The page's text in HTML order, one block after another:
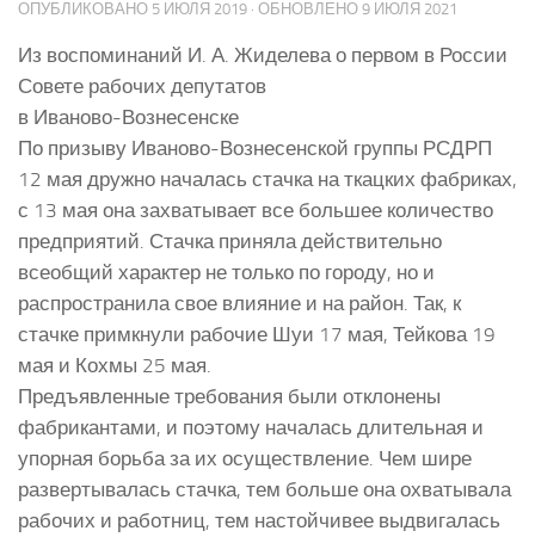
ОПУБЛИКОВАНО 5 ИЮЛЯ 2019 · ОБНОВЛЕНО 9 ИЮЛЯ 2021
Из воспоминаний И. А. Жиделева о первом в России
Совете рабочих депутатов
в Иваново-Вознесенске
По призыву Иваново-Вознесенской группы РСДРП
12 мая дружно началась стачка на ткацких фабриках,
с 13 мая она захватывает все большее количество
предприятий. Стачка приняла действительно
всеобщий характер не только по городу, но и
распространила свое влияние и на район. Так, к
стачке примкнули рабочие Шуи 17 мая, Тейкова 19
мая и Кохмы 25 мая.
Предъявленные требования были отклонены
фабрикантами, и поэтому началась длительная и
упорная борьба за их осуществление. Чем шире
развертывалась стачка, тем больше она охватывала
рабочих и работниц, тем настойчивее выдвигалась